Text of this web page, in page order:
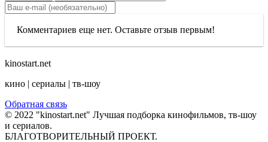
Комментариев еще нет. Оставьте отзыв первым!
kinostart.net
кино | сериалы | тв-шоу
Обратная связь
© 2022 "kinostart.net" Лучшая подборка кинофильмов, тв-шоу
и сериалов.
БЛАГОТВОРИТЕЛЬНЫЙ ПРОЕКТ.